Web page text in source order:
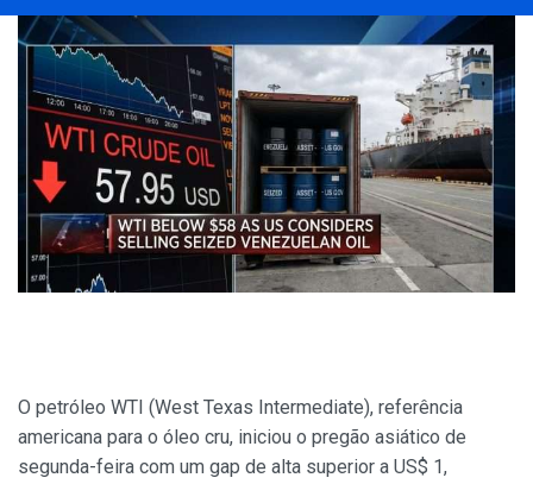
O petróleo WTI (West Texas Intermediate), referência
americana para o óleo cru, iniciou o pregão asiático de
segunda-feira com um gap de alta superior a US$ 1,